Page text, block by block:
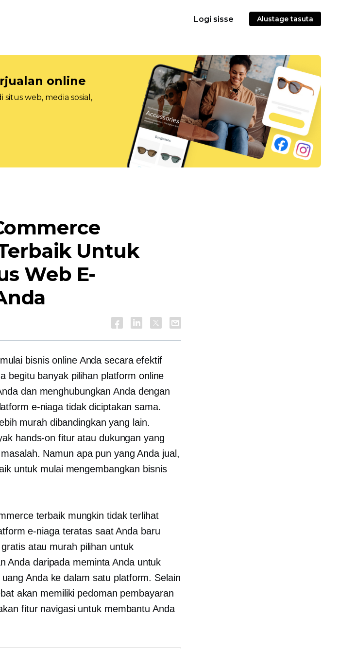
Logi sisse Alustage tasuta
online
web, media sosial,
Untuk
Web E-
bisnis online Anda secara efektif
begitu banyak pilihan platform online
dan menghubungkan Anda dengan
e-niaga tidak diciptakan sama.
murah dibandingkan yang lain.
hands-on fitur atau dukungan yang
Namun apa pun yang Anda jual,
untuk mulai mengembangkan bisnis
terbaik mungkin tidak terlihat
e-niaga teratas saat Anda baru
atau murah pilihan untuk
Anda daripada meminta Anda untuk
Anda ke dalam satu platform. Selain
akan memiliki pedoman pembayaran
fitur navigasi untuk membantu Anda